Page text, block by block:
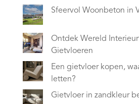
Sfeervol Woonbeton in
Ontdek Wereld
Gietvloeren
Een gietvloer kopen,
letten?
Gietvloer in zandkleur